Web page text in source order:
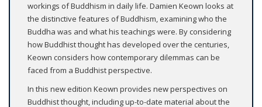
workings of Buddhism in daily life. Damien Keown looks at
the distinctive features of Buddhism, examining who the
Buddha was and what his teachings were. By considering
how Buddhist thought has developed over the centuries,
Keown considers how contemporary dilemmas can be
faced from a Buddhist perspective.
In this new edition Keown provides new perspectives on
Buddhist thought, including up-to-date material about the